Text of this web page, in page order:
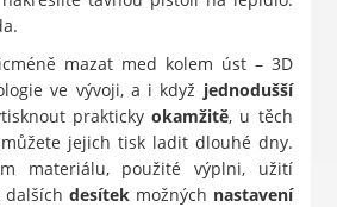
mazat med kolem úst – 3D
ve vývoji, a i když jednodušší
praktickyokamžitě, u těch
jejich tisk ladit dlouhé dny.
materiálu, použité výplni, užití
dalších desítekmožných nastavení